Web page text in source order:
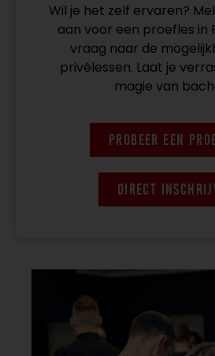
Wil je het zelf ervaren?
aan voor een proefles in
vraag naar de
privélessen. Laat je
magie van
PROBEER EEN
DIRECT